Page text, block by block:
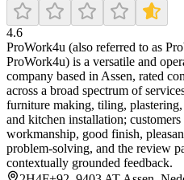
4.6
ProWork4u (also referred to as
ProWork4u) is a versatile and
company based in Assen, rated
across a broad spectrum of
furniture making, tiling,
and kitchen installation;
workmanship, good finish,
problem-solving, and the review
contextually grounded feedback.